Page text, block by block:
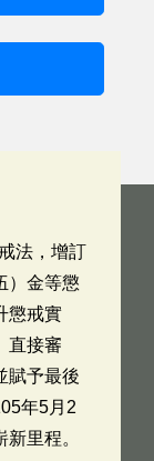
法，增訂
）金等懲
懲戒實
直接審
賦予最後
年5月2
里程。